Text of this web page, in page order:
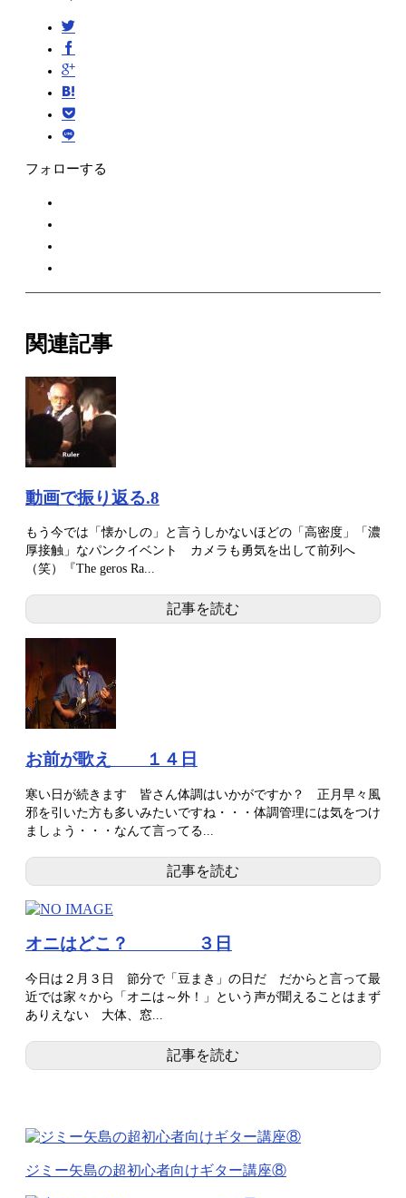
フォローする
関連記事
動画で振り返る.8
もう今では「懐かしの」と言うしかないほどの「高密度」「濃
厚接触」なパンクイベント カメラも勇気を出して前列へ
（笑）『The geros Ra...
記事を読む
お前が歌え １４日
寒い日が続きます 皆さん体調はいかがですか？ 正月早々風
邪を引いた方も多いみたいですね・・・体調管理には気をつけ
ましょう・・・なんて言ってる...
記事を読む
オニはどこ？ ３日
今日は２月３日 節分で「豆まき」の日だ だからと言って最
近では家々から「オニは～外！」という声が聞えることはまず
ありえない 大体、窓...
記事を読む
ジミー矢島の超初心者向けギター講座⑧